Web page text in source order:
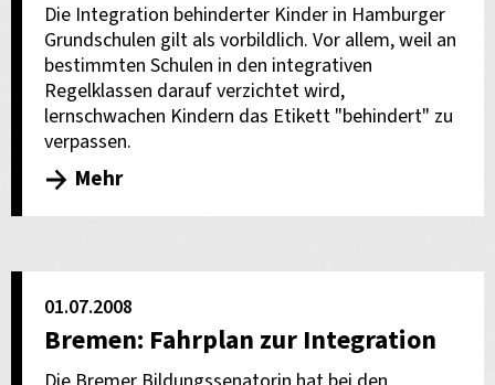
Die Integration behinderter Kinder in Hamburger
Grundschulen gilt als vorbildlich. Vor allem, weil an
bestimmten Schulen in den integrativen
Regelklassen darauf verzichtet wird,
lernschwachen Kindern das Etikett "behindert" zu
verpassen.
Mehr
01.07.2008
Bremen: Fahrplan zur Integration